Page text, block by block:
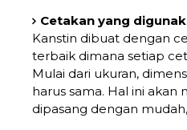
Cetakan yang
Kanstin dibuat dengan
terbaik dimana setiap
Mulai dari ukuran,
harus sama. Hal ini
dipasang dengan